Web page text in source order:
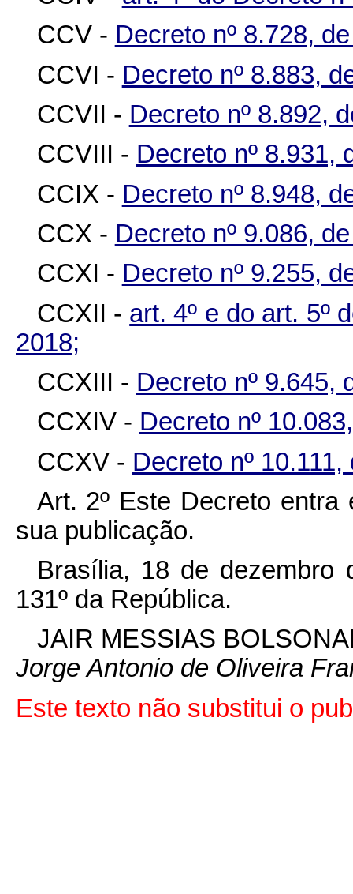
CCV - Decreto nº 8.728,
CCVI - Decreto nº 8.883,
CCVII - Decreto nº 8.892,
CCVIII - Decreto nº 8.931,
CCIX - Decreto nº 8.948,
CCX - Decreto nº 9.086,
CCXI - Decreto nº 9.255,
CCXII - art. 4º e do art. 5º
2018;
CCXIII - Decreto nº 9.645,
CCXIV - Decreto nº
CCXV - Decreto nº
Art. 2º Este Decreto
sua publicação.
Brasília, 18 de dezembro
131º da República.
JAIR MESSIAS
Jorge Antonio de Oliveira
Este texto não substitui o